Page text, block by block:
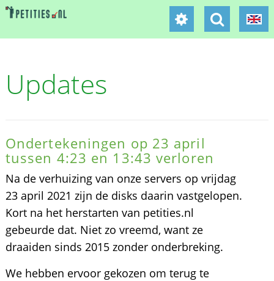
Updates
Ondertekeningen op 23 april
tussen 4:23 en 13:43 verloren
Na de verhuizing van onze servers op vrijdag
23 april 2021 zijn de disks daarin vastgelopen.
Kort na het herstarten van petities.nl
gebeurde dat. Niet zo vreemd, want ze
draaiden sinds 2015 zonder onderbreking.
We hebben ervoor gekozen om terug te